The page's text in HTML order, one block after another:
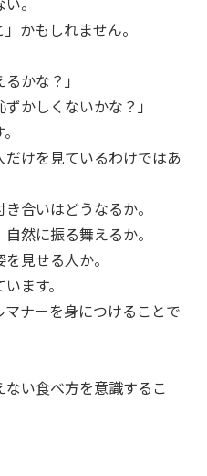
かもしれません。
かな？」
かしくないかな？」
けを見ているわけではあ
合いはどうなるか。
然に振る舞えるか。
見せる人か。
ます。
ナーを身につけることで
い食べ方を意識するこ